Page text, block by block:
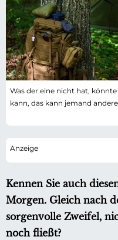
Was der eine nicht hat,
kann, das kann jemand
Kennen Sie auch
Morgen. Gleich nach
sorgenvolle Zweifel,
noch fließt?